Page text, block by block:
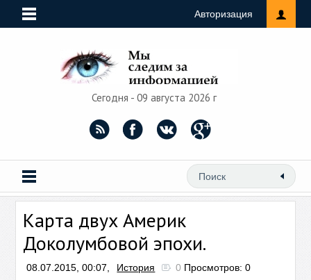
Авторизация
Сегодня - 09 августа 2026 г
Карта двух Америк
Доколумбовой эпохи.
08.07.2015, 00:07, История 0 Просмотров: 0